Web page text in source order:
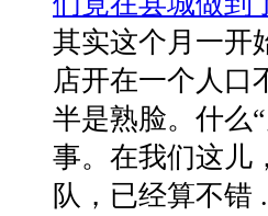
其实这个月一开
店开在一个人口
半是熟脸。什么
事。在我们这儿
队，已经算不错